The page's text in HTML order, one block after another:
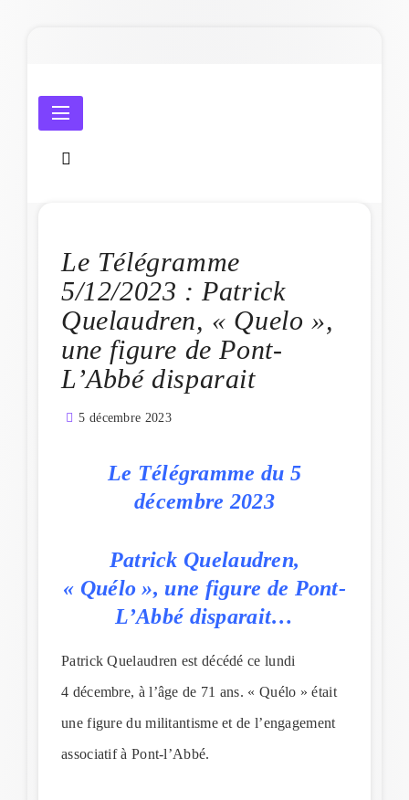
Amicale Laïque de Penmarc'h
Le Télégramme
5/12/2023 : Patrick
Quelaudren, « Quelo »,
une figure de Pont-
L’Abbé disparait
5 décembre 2023
Le Télégramme du 5
décembre 2023
Patrick Quelaudren,
« Quélo », une figure de Pont-
L’Abbé disparait…
Patrick Quelaudren est décédé ce lundi
4 décembre, à l’âge de 71 ans. « Quélo » était
une figure du militantisme et de l’engagement
associatif à Pont-l’Abbé.